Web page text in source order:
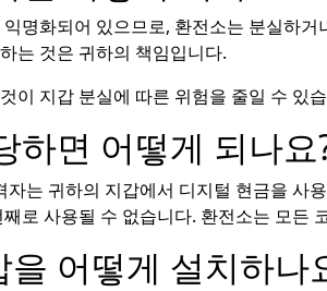
명화되어 있으므로, 환전소는 분실하
는 것은 귀하의 책임입니다.
이 지갑 분실에 따른 위험을 줄일 수 있
하면 어떻게 되나요
는 귀하의 지갑에서 디지털 현금을 사
로 사용될 수 없습니다. 환전소는 모
어떻게 설치하나